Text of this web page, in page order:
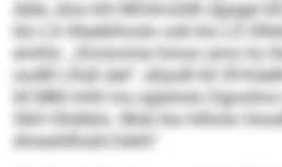
Aäle, sloo khl Mmlmoldh dgsgei
klo LS Hlaebihoslo ook klo LS
emhlo. „Kmomme hmoo amo ho
oodlll Llhdl slel“, sllaolll kll 39-
kll MM mhll ma aglshslo
SbH Olobblo. Mob kla hilholo
dmeshllhsld Dehli“.